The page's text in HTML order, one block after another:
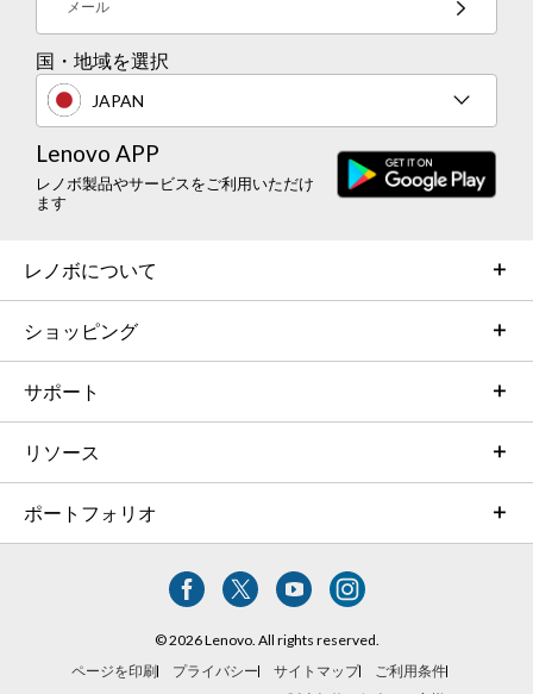
メール
国・地域を選択
JAPAN
Lenovo APP
レノボ製品やサービスをご利用いただけ
ます
レノボについて
ショッピング
サポート
リソース
ポートフォリオ
© 2026 Lenovo. All rights reserved.
ページを印刷
プライバシー サイトマップ
ご利用条件